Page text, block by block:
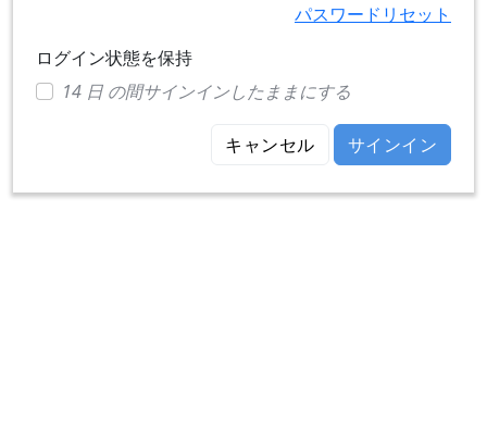
パスワードリセット
ログイン状態を保持
14 日 の間サインインしたままにする
キャンセル サインイン